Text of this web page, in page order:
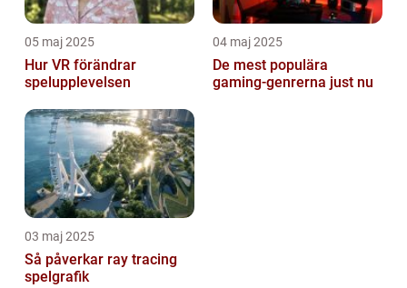
05 maj 2025
Hur VR förändrar
spelupplevelsen
04 maj 2025
De mest populära
gaming-genrerna just nu
03 maj 2025
Så påverkar ray tracing
spelgrafik